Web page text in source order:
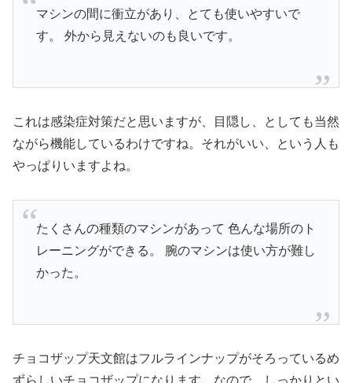
マシンの間に衝立があり、とても使いやすいで
す。 外から見えないのも良いです。
これは感染症対策だと思いますが、目隠し、としても当然
ながら機能しているわけですね。それがいい、という人も
やっぱりいますよね。
たくさんの種類のマシンがあって 色んな場所のト
レーニングができる。 腕のマシンは使い方が難し
かった。
チョコザップ天文館はフルラインナップがそろっているめ
ずらしいチョコザップになります。なので、しっかりとい